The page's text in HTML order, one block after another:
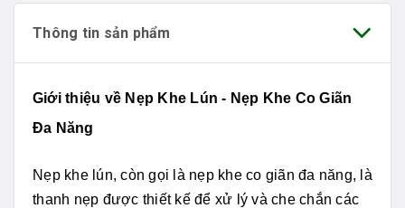
Thông tin sản phẩm
Giới thiệu về Nẹp Khe Lún - Nẹp Khe Co Giãn
Đa Năng
Nẹp khe lún, còn gọi là nẹp khe co giãn đa năng, là
thanh nẹp được thiết kế để xử lý và che chắn các